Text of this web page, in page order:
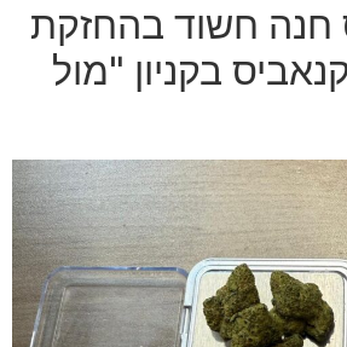
חנה חשוד בהחזקת
קנאביס בקניון "מול